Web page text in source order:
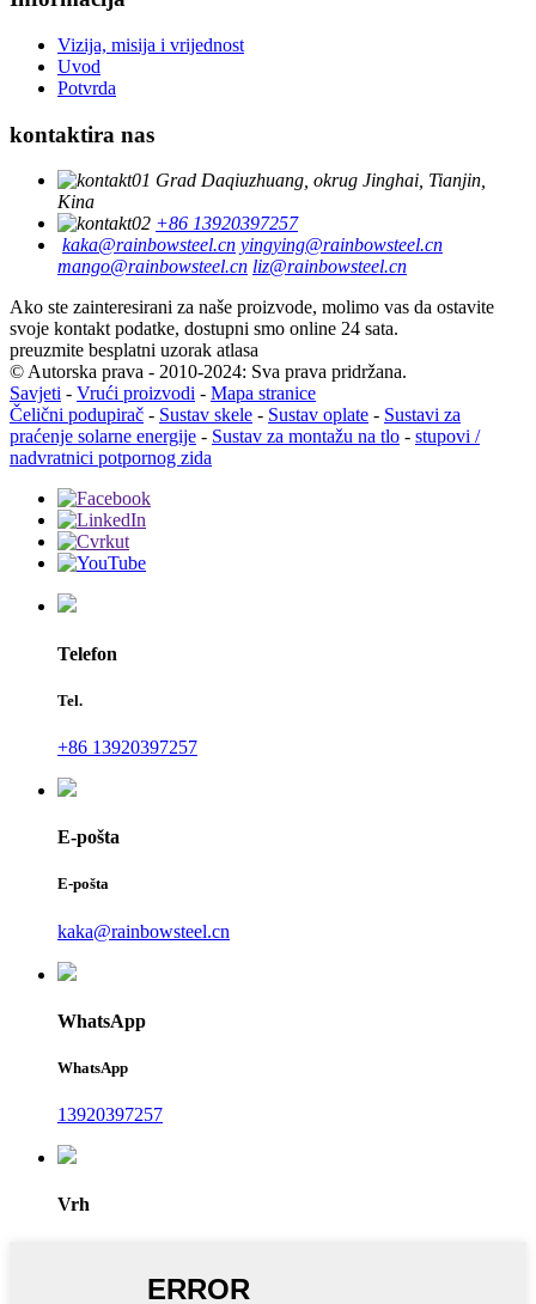
Vizija, misija i vrijednost
Uvod
Potvrda
kontaktira nas
Grad Daqiuzhuang, okrug Jinghai, Tianjin,
Kina
+86 13920397257
kaka@rainbowsteel.cn yingying@rainbowsteel.cn
mango@rainbowsteel.cn liz@rainbowsteel.cn
Ako ste zainteresirani za naše proizvode, molimo vas da ostavite
svoje kontakt podatke, dostupni smo online 24 sata.
preuzmite besplatni uzorak atlasa
© Autorska prava - 2010-2024: Sva prava pridržana.
Savjeti - Vrući proizvodi - Mapa stranice
Čelični podupirač - Sustav skele - Sustav oplate - Sustavi za
praćenje solarne energije - Sustav za montažu na tlo - stupovi /
nadvratnici potpornog zida
Telefon
Tel.
+86 13920397257
E-pošta
E-pošta
kaka@rainbowsteel.cn
WhatsApp
WhatsApp
13920397257
Vrh